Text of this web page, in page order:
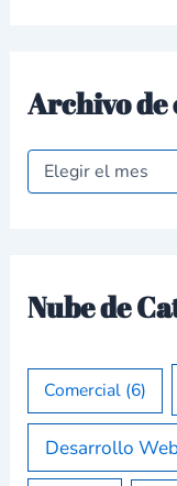
Archivo de
Nube de
Comercial(6)
Desarrollo